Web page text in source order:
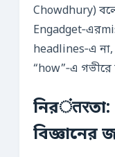
Chowdhury)
headlines‑এ
“how”‑এ গভীরে
নিরंतरতা:
বিজ্ঞানের